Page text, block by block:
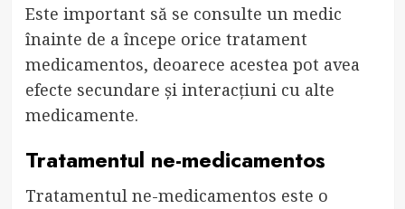
Este important să se consulte un medic
înainte de a începe orice tratament
medicamentos, deoarece acestea pot avea
efecte secundare și interacțiuni cu alte
medicamente.
Tratamentul ne-medicamentos
Tratamentul ne-medicamentos este o